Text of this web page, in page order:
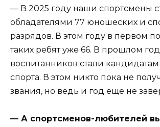
— В 2025 году наши спортсмены
обладателями 77 юношеских и
разрядов. В этом году в первом
таких ребят уже 66. В прошлом
воспитанников стали
спорта. В этом никто пока не
звания, но ведь и год еще не
— А спортсменов-любителей